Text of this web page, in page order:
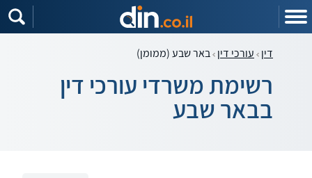
דין עורכי דין באר שבע (ממומן)
רשימת משרדי עורכי דין
בבאר שבע